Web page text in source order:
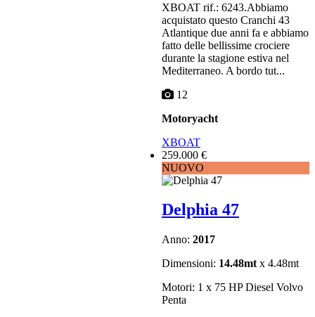
XBOAT rif.: 6243.Abbiamo
acquistato questo Cranchi 43
Atlantique due anni fa e abbiamo
fatto delle bellissime crociere
durante la stagione estiva nel
Mediterraneo. A bordo tut...
12
Motoryacht
XBOAT
259.000 €
NUOVO
Delphia 47
Anno: 2017
Dimensioni: 14.48mt x 4.48mt
Motori: 1 x 75 HP Diesel Volvo
Penta